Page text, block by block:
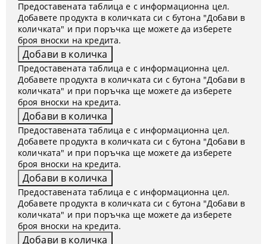
Предоставената таблица е с информационна цел.
Добавете продукта в количката си с бутона "Добави в
количката" и при поръчка ще можете да изберете
броя вноски на кредита.
Предоставената таблица е с информационна цел.
Добавете продукта в количката си с бутона "Добави в
количката" и при поръчка ще можете да изберете
броя вноски на кредита.
Предоставената таблица е с информационна цел.
Добавете продукта в количката си с бутона "Добави в
количката" и при поръчка ще можете да изберете
броя вноски на кредита.
Предоставената таблица е с информационна цел.
Добавете продукта в количката си с бутона "Добави в
количката" и при поръчка ще можете да изберете
броя вноски на кредита.